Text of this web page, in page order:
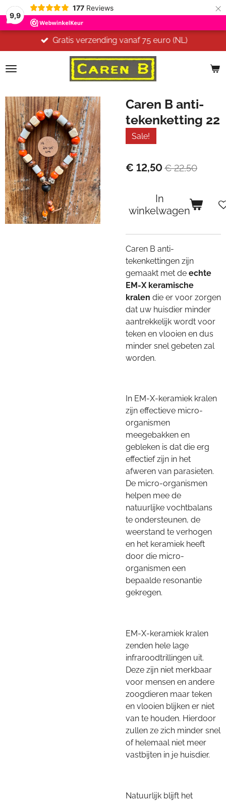
9,9
177 Reviews ×
Gratis verzending vanaf 75 euro (NL)
Caren B anti-
tekenketting 22
Sale!
€ 12,50€ 22,50
In
winkelwagen
Caren B anti-
tekenkettingen zijn
gemaakt met de echte
EM-X keramische
kralen die er voor zorgen
dat uw huisdier minder
aantrekkelijk wordt voor
teken en vlooien en dus
minder snel gebeten zal
worden.
In EM-X-keramiek kralen
zijn effectieve micro-
organismen
meegebakken en
gebleken is dat die erg
effectief zijn in het
afweren van parasieten.
De micro-organismen
helpen mee de
natuurlijke vochtbalans
te ondersteunen, de
weerstand te verhogen
en het keramiek heeft
door die micro-
organismen een
bepaalde resonantie
gekregen.
EM-X-keramiek kralen
zenden hele lage
infraroodtrillingen uit.
Deze zijn niet merkbaar
voor mensen en andere
zoogdieren maar teken
en vlooien blijken er niet
van te houden. Hierdoor
zullen ze zich minder snel
of helemaal niet meer
vastbijten in je huisdier.
Natuurlijk blijft het